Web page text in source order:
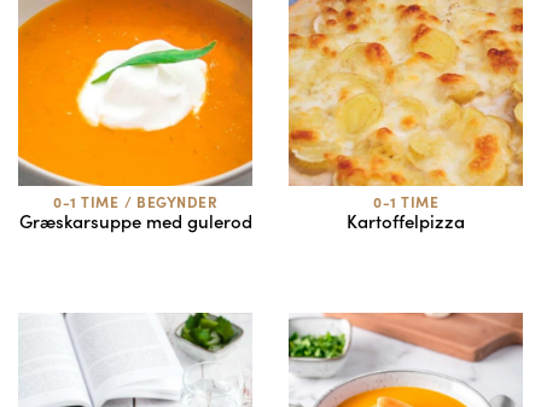
0-1 TIME / BEGYNDER
Græskarsuppe med gulerod
0-1 TIME
Kartoffelpizza